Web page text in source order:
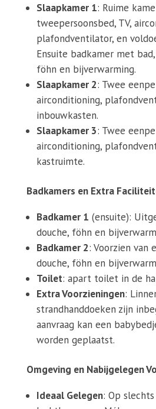
Slaapkamer 1: Ruime
tweepersoonsbed, TV,
plafondventilator, en
Ensuite badkamer met
föhn en bijverwarming.
Slaapkamer 2: Twee
airconditioning,
inbouwkasten.
Slaapkamer 3: Twee
airconditioning,
kastruimte.
Badkamers en Extra
Badkamer 1 (ensuite):
douche, föhn en
Badkamer 2: Voorzien van
douche, föhn en
Toilet: apart toilet in de
Extra Voorzieningen:
strandhanddoeken zijn
aanvraag kan een
worden geplaatst.
Omgeving en Nabijgelegen
Ideaal Gelegen: Op